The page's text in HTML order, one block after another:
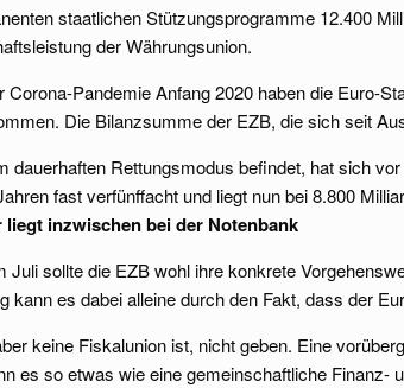
staatlichen Stützungsprogramme 12.400
der Währungsunion.
Corona-Pandemie Anfang 2020 haben die Euro-
Die Bilanzsumme der EZB, die sich seit
dauerhaften Rettungsmodus befindet, hat sich
fast verfünffacht und liegt nun bei 8.800
liegt inzwischen bei der Notenbank
Juli sollte die EZB wohl ihre konkrete
kann es dabei alleine durch den Fakt, dass der
keine Fiskalunion ist, nicht geben. Eine
es so etwas wie eine gemeinschaftliche Finanz-